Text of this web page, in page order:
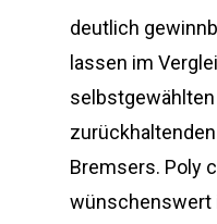
deutlich
lassen im
Bremsers. Poly
wünschenswert